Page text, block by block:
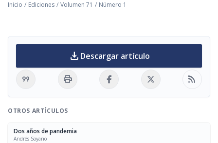
Inicio / Ediciones / Volumen 71 / Número 1
download Descargar artículo
format_quote print rss_feed
OTROS ARTÍCULOS
Dos años de pandemia
Andrés Soyano